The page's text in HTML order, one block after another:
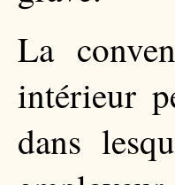
La
intérieur
dans